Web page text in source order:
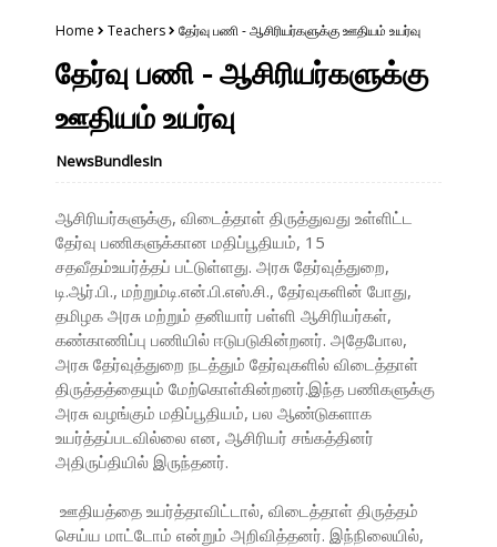
Home Teachers தேர்வு பணி - ஆசிரியர்களுக்கு ஊதியம் உயர்வு
தேர்வு பணி - ஆசிரியர்களுக்கு
ஊதியம் உயர்வு
NewsBundlesIn
ஆசிரியர்களுக்கு, விடைத்தாள் திருத்துவது உள்ளிட்ட
தேர்வு பணிகளுக்கான மதிப்பூதியம், 15
சதவீதம்உயர்த்தப் பட்டுள்ளது. அரசு தேர்வுத்துறை,
டி.ஆர்.பி., மற்றும்டி.என்.பி.எஸ்.சி., தேர்வுகளின் போது,
தமிழக அரசு மற்றும் தனியார் பள்ளி ஆசிரியர்கள்,
கண்காணிப்பு பணியில் ஈடுபடுகின்றனர். அதேபோல,
அரசு தேர்வுத்துறை நடத்தும் தேர்வுகளில் விடைத்தாள்
திருத்தத்தையும் மேற்கொள்கின்றனர்.இந்த பணிகளுக்கு
அரசு வழங்கும் மதிப்பூதியம், பல ஆண்டுகளாக
உயர்த்தப்படவில்லை என, ஆசிரியர் சங்கத்தினர்
அதிருப்தியில் இருந்தனர்.
ஊதியத்தை உயர்த்தாவிட்டால், விடைத்தாள் திருத்தம்
செய்ய மாட்டோம் என்றும் அறிவித்தனர். இந்நிலையில்,